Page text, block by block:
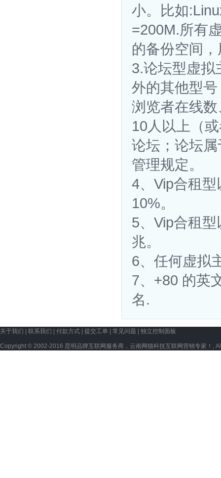
小。比如
=200M.所有
的备份空间
3.论坛型虚拟
外的其他型
浏览者在线
10人以上（
论坛；论坛
管理规定。
4、Vip合租
10%。
5、Vip合租
兆。
6、任何虚拟
7、+80 的英
名.
关于我们 联系我们 付款方式 提交工单 常见问题 独立控制面板
Copyright © 2002-2016 昆明品牌互联网服务商，云南网猫科技互联网营销专家！,